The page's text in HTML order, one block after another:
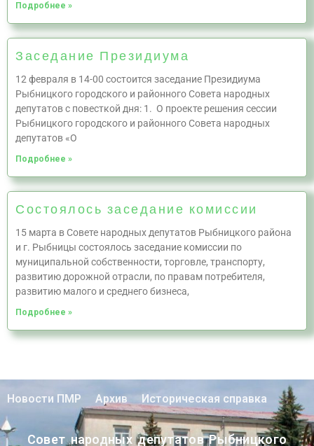
Подробнее »
Заседание Президиума
12 февраля в 14-00 состоится заседание Президиума
Рыбницкого городского и районного Совета народных
депутатов с повесткой дня: 1. О проекте решения сессии
Рыбницкого городского и районного Совета народных
депутатов «О
Подробнее »
Состоялось заседание комиссии
15 марта в Совете народных депутатов Рыбницкого района
и г. Рыбницы состоялось заседание комиссии по
муниципальной собственности, торговле, транспорту,
развитию дорожной отрасли, по правам потребителя,
развитию малого и среднего бизнеса,
Подробнее »
Новости ПМР Архив Историческая справка
Совет народных депутатов Рыбницкого